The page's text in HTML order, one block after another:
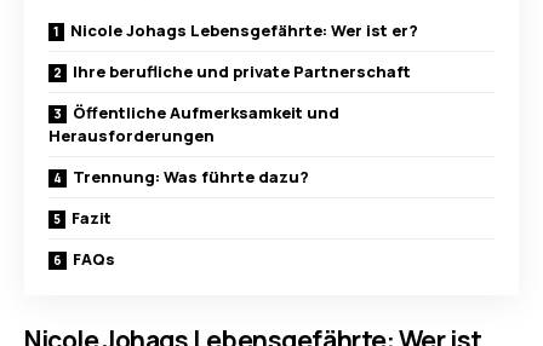
Nicole Johags Lebensgefährte: Wer ist er?
Ihre berufliche und private Partnerschaft
Öffentliche Aufmerksamkeit und
Herausforderungen
Trennung: Was führte dazu?
Fazit
FAQs